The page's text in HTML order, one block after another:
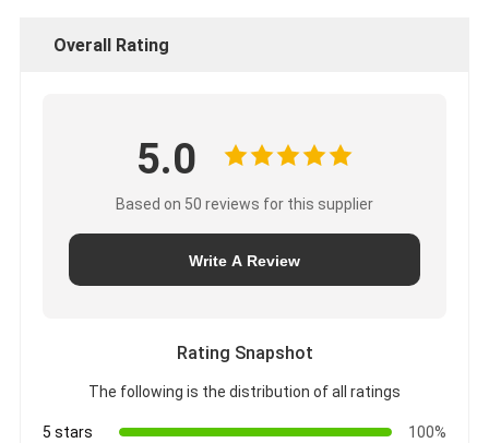
Overall Rating
5.0
Based on 50 reviews for this supplier
Write A Review
Rating Snapshot
The following is the distribution of all ratings
5 stars
100%